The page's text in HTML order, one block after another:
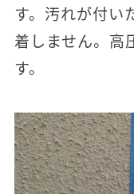
す。汚れが付い
着しません。高
す。